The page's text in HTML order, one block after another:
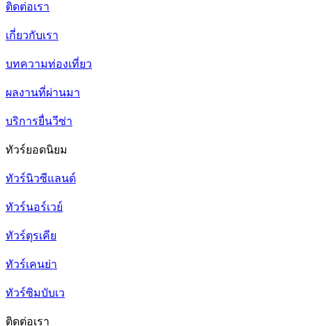
ติดต่อเรา
เกี่ยวกับเรา
บทความท่องเที่ยว
ผลงานที่ผ่านมา
บริการยื่นวีซ่า
ทัวร์ยอดนิยม
ทัวร์นิวซีแลนด์
ทัวร์นอร์เวย์
ทัวร์ตุรเคีย
ทัวร์เคนย่า
ทัวร์ซิมบับเว
ติดต่อเรา